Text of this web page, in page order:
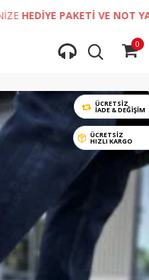
PAKETİ VE NOT
0
ÜCRETSİZ
İADE & DEĞIŞIM
ÜCRETSİZ
HIZLI KARGO